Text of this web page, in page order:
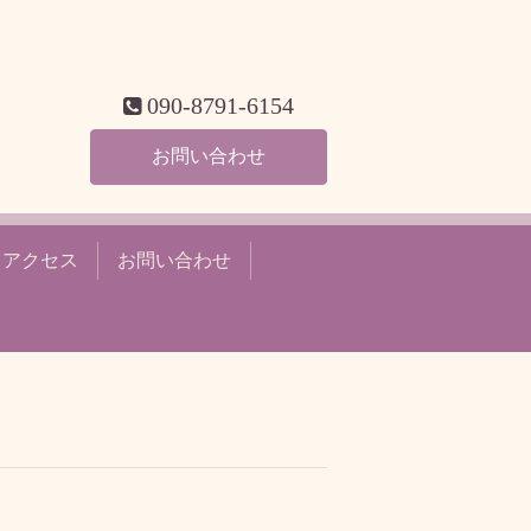
090-8791-6154
お問い合わせ
アクセス お問い合わせ